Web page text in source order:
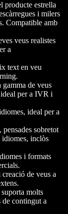
producte estrella
i milers
Compatible amb
veus realistes
a
text en veu
de veus
ideal per a IVR i
ideal per a
sobretot
idiomes, inclòs
i formats
de veus a
molts
de contingut a